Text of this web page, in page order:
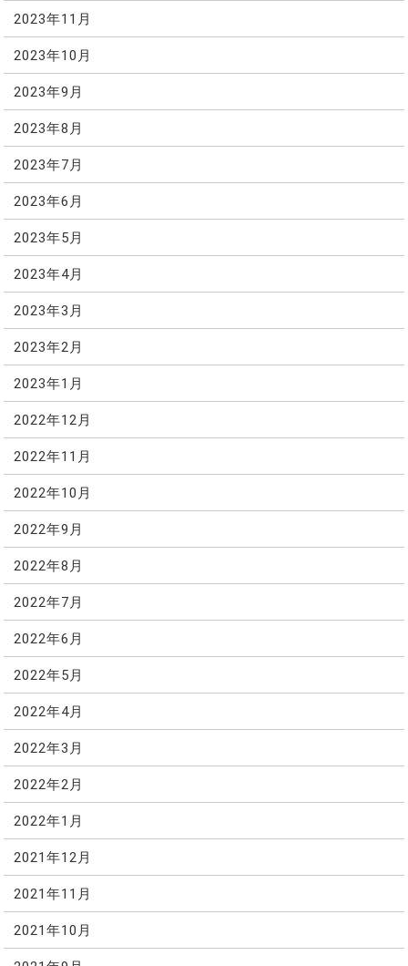
2023年11月
2023年10月
2023年9月
2023年8月
2023年7月
2023年6月
2023年5月
2023年4月
2023年3月
2023年2月
2023年1月
2022年12月
2022年11月
2022年10月
2022年9月
2022年8月
2022年7月
2022年6月
2022年5月
2022年4月
2022年3月
2022年2月
2022年1月
2021年12月
2021年11月
2021年10月